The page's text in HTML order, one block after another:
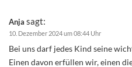
Anja sagt:
10. Dezember 2024 um 08:44 Uhr
Bei uns darf jedes Kind seine
Einen davon erfüllen wir, einen